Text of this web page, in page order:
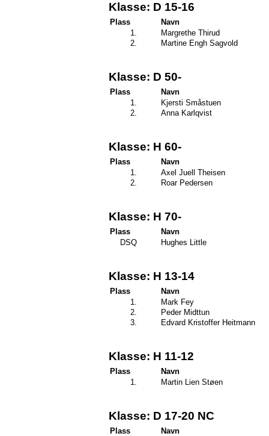
Klasse: D 15-16
Plass
Navn
1.
Margrethe Thirud
2.
Martine Engh Sagvold
Klasse: D 50-
Plass
Navn
1.
Kjersti Småstuen
2.
Anna Karlqvist
Klasse: H 60-
Plass
Navn
1.
Axel Juell Theisen
2.
Roar Pedersen
Klasse: H 70-
Plass
Navn
DSQ
Hughes Little
Klasse: H 13-14
Plass
Navn
1.
Mark Fey
2.
Peder Midttun
3.
Edvard Kristoffer Heitmann
Klasse: H 11-12
Plass
Navn
1.
Martin Lien Støen
Klasse: D 17-20 NC
Plass
Navn